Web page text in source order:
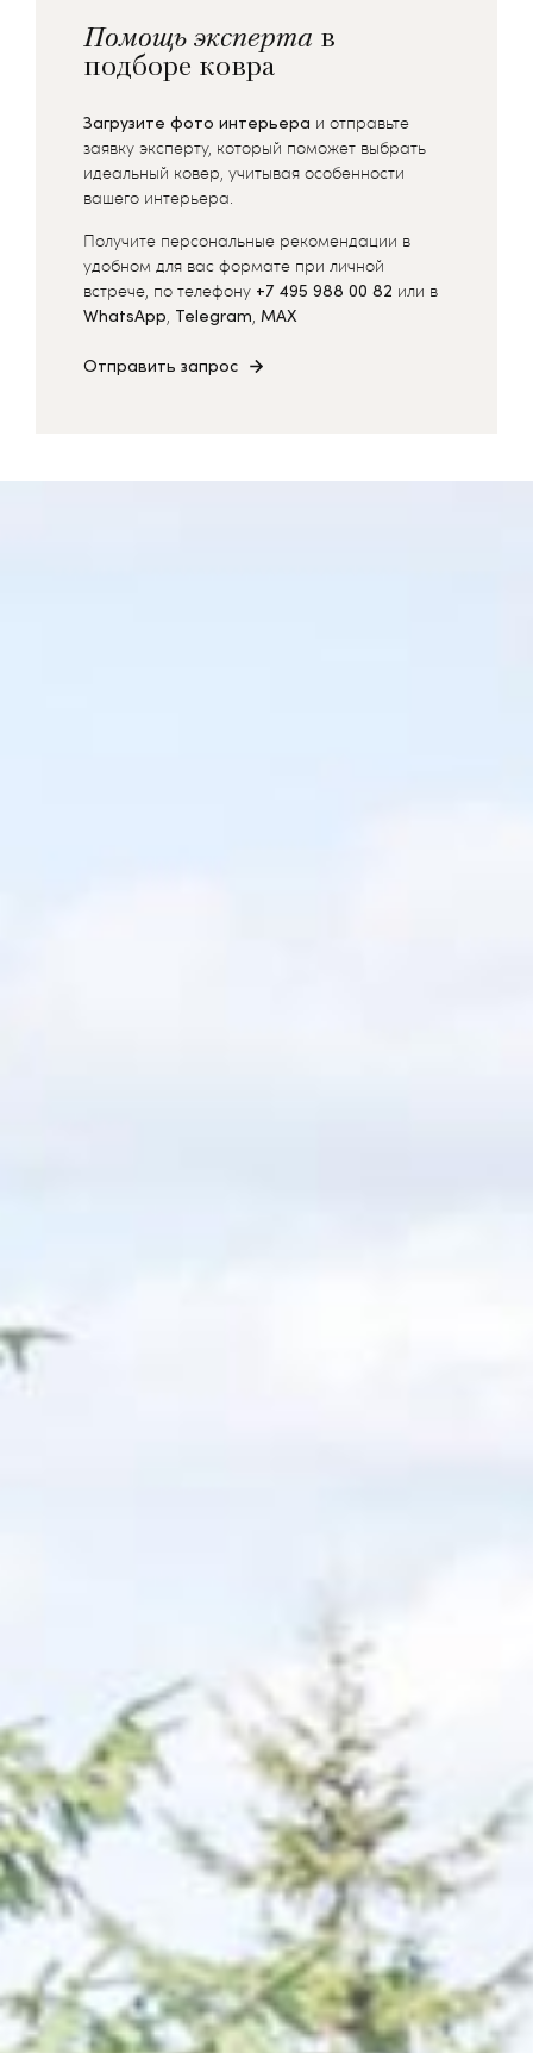
Помощь эксперта в
подборе ковра
Загрузите фото интерьера и отправьте
заявку эксперту, который поможет выбрать
идеальный ковер, учитывая особенности
вашего интерьера.
Получите персональные рекомендации в
удобном для вас формате при личной
встрече, по телефону +7 495 988 00 82 или в
WhatsApp, Telegram, MAX
Отправить запрос